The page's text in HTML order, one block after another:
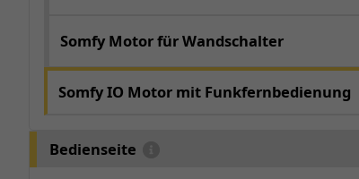
Somfy Motor für Wandschalter
Somfy IO Motor mit Funkfernbedienung
Bedienseite